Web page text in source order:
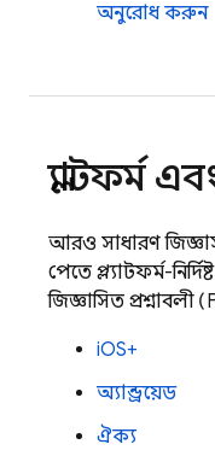
অনুরোধ করুন
প্ল্যাটফর্ম
আরও সাধারণ
পেতে প্ল্যাটফর্ম-
জিজ্ঞাসিত প্রশ্নাবলী
iOS+
অ্যান্ড্রয়েড
ঐক্য